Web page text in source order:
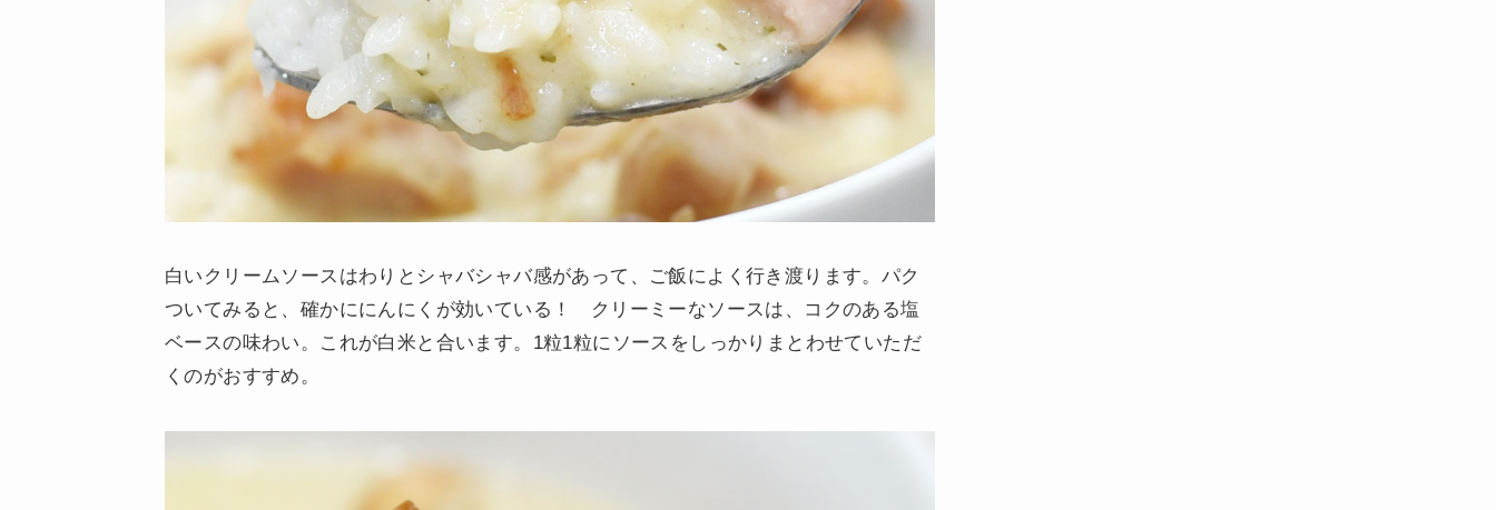
白いクリームソースはわりとシャバシャバ感があって、ご飯によく行き渡ります。パク
ついてみると、確かににんにくが効いている！ クリーミーなソースは、コクのある塩
ベースの味わい。これが白米と合います。1粒1粒にソースをしっかりまとわせていただ
くのがおすすめ。